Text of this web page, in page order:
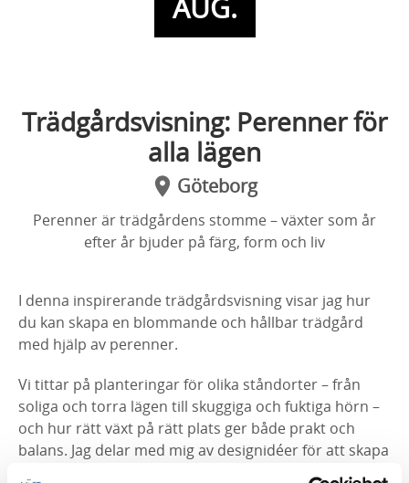
AUG.
Trädgårdsvisning: Perenner för
alla lägen
Göteborg
Perenner är trädgårdens stomme – växter som år
efter år bjuder på färg, form och liv
I denna inspirerande trädgårdsvisning visar jag hur
du kan skapa en blommande och hållbar trädgård
med hjälp av perenner.
Vi tittar på planteringar för olika ståndorter – från
soliga och torra lägen till skuggiga och fuktiga hörn –
och hur rätt växt på rätt plats ger både prakt och
balans. Jag delar med mig av designidéer för att skapa